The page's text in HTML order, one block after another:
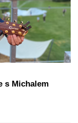
s Michalem